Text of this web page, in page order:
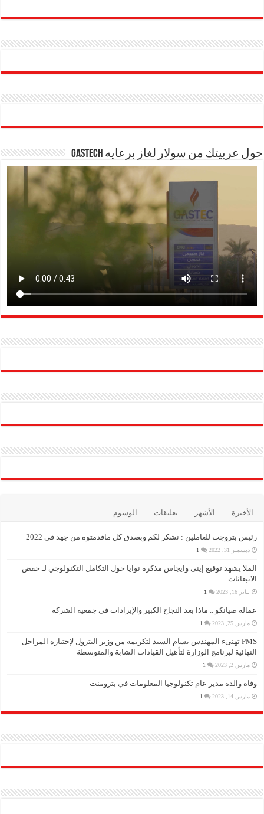
حول عربيتك من سولار لغاز برعايه GASTECH
الأخيرة الأشهر تعليقات الوسوم
رئيس بتروجت للعاملين : نشكر لكم وبصدق كل ماقدمتوه من جهد في 2022
ديسمبر 31, 2022 1
الملا يشهد توقيع إينى وايجاس مذكرة نوايا حول التكامل التكنولوجي لـ خفض
الانبعاثات
يناير 16, 2023 1
عمالة صيانكو .. ماذا بعد النجاح الكبير والإيرادات في جمعية الشركة
مارس 25, 2023 1
PMS تهنىء المهندس بسام السيد لتكريمه من وزير البترول لإجتيازه المراحل
النهائية لبرنامج الوزارة لتأهيل القيادات الشابة والمتوسطة
مارس 2, 2023 1
وفاة والدة مدير عام تكنولوجيا المعلومات في بترومنت
مارس 14, 2023 1